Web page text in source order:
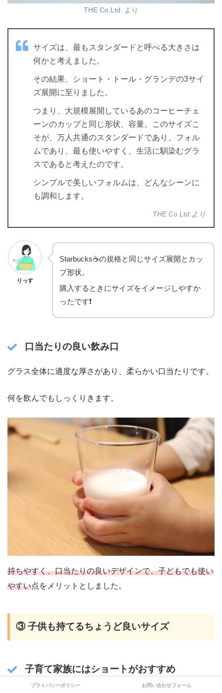
THE Co.Ltd. より
サイズは、最もスタンダードと呼べる大きさは
何かと考えました。
その結果、ショート・トール・グランデの3サイ
ズ展開に至りました。
つまり、大規模展開しているあのコーヒーチェ
ーンのカップと同じ形状、容量。このサイズこ
そが、万人共通のスタンダードであり、フォル
ムであり、最も使いやすく、生活に馴染むグラ
スであると考えたのです。
シンプルで美しいフォルムは、どんなシーンに
も調和します。
THE Co.Ltd.より
りっす
Starbucks☕️の規格と同じサイズ展開とカッ
プ形状。
購入するときにサイズをイメージしやすか
ったです❗️
口当たりの良い飲み口
グラス全体に適度な厚さがあり、柔らかい口当たりです。
何を飲んでもしっくりきます。
持ちやすく、口当たりの良いデザインで、子どもでも使い
やすい点をメリットとしました。
③ 子供も持てるちょうど良いサイズ
子育て家族にはショートがおすすめ
プライバシーポリシー お問い合わせフォーム